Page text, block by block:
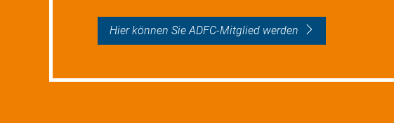
Hier können Sie ADFC-Mitglied werden